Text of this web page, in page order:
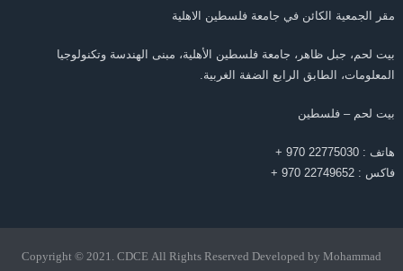
مقر الجمعية الكائن في جامعة فلسطين الاهلية
بيت لحم، جبل ظاهر، جامعة فلسطين الأهلية، مبنى الهندسة وتكنولوجيا
المعلومات، الطابق الرابع الضفة الغربية.
بيت لحم – فلسطين
هاتف : 22775030 970 +
فاكس : 22749652 970 +
Copyright © 2021. CDCE All Rights Reserved Developed by Mohammad